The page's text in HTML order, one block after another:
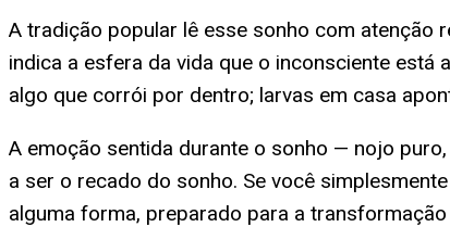
A tradição popular lê esse sonho com atenção
indica a esfera da vida que o inconsciente está
algo que corrói por dentro; larvas em casa
A emoção sentida durante o sonho — nojo
a ser o recado do sonho. Se você
alguma forma, preparado para a